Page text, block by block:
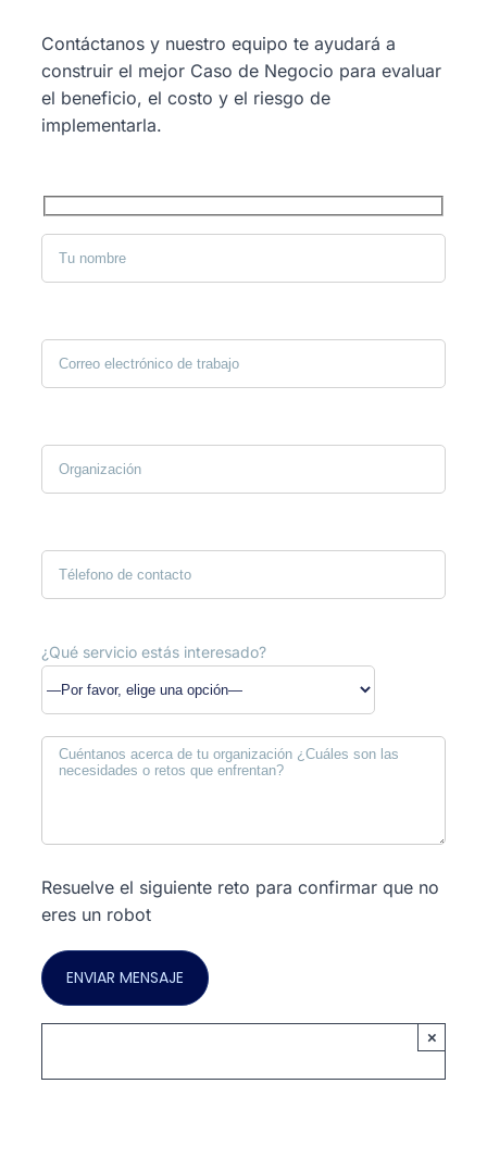
Contáctanos y nuestro equipo te ayudará a
construir el mejor Caso de Negocio para evaluar
el beneficio, el costo y el riesgo de
implementarla.
¿Qué servicio estás interesado?
Resuelve el siguiente reto para confirmar que no
eres un robot
×